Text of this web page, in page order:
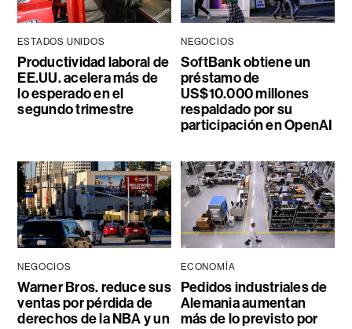
ESTADOS UNIDOS
Productividad laboral de
EE.UU. acelera más de
lo esperado en el
segundo trimestre
NEGOCIOS
SoftBank obtiene un
préstamo de
US$10.000 millones
respaldado por su
participación en OpenAI
NEGOCIOS
Warner Bros. reduce sus
ventas por pérdida de
derechos de la NBA y un
ECONOMÍA
Pedidos industriales de
Alemania aumentan
más de lo previsto por